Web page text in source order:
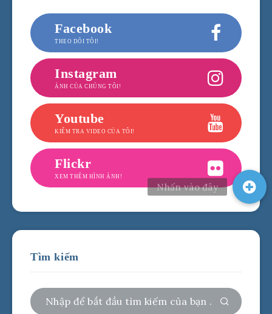
Facebook
THEO DÕI TÔI!
Instagram
ẢNH CỦA CHÚNG TÔI!
Youtube
KIỂM TRA VIDEO CỦA TÔI!
Flickr
XEM THÊM HÌNH ẢNH!
Tìm kiếm